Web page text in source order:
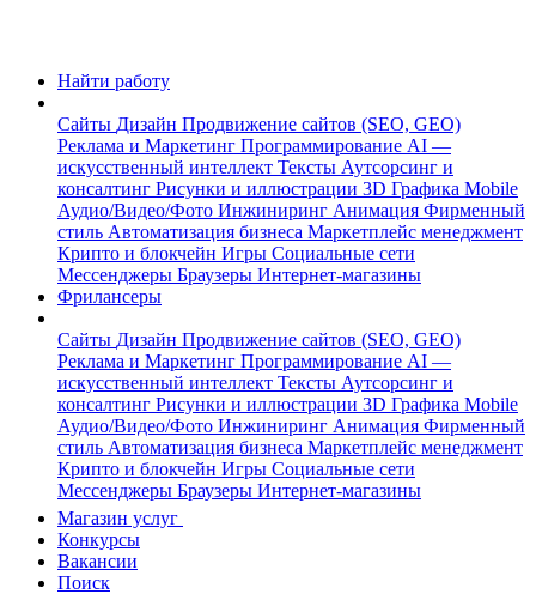
Найти работу
Сайты Дизайн Продвижение сайтов (SEO, GEO)
Реклама и Маркетинг Программирование AI —
искусственный интеллект Тексты Аутсорсинг и
консалтинг Рисунки и иллюстрации 3D Графика Mobile
Аудио/Видео/Фото Инжиниринг Анимация Фирменный
стиль Автоматизация бизнеса Маркетплейс менеджмент
Крипто и блокчейн Игры Социальные сети
Мессенджеры Браузеры Интернет-магазины
Фрилансеры
Сайты Дизайн Продвижение сайтов (SEO, GEO)
Реклама и Маркетинг Программирование AI —
искусственный интеллект Тексты Аутсорсинг и
консалтинг Рисунки и иллюстрации 3D Графика Mobile
Аудио/Видео/Фото Инжиниринг Анимация Фирменный
стиль Автоматизация бизнеса Маркетплейс менеджмент
Крипто и блокчейн Игры Социальные сети
Мессенджеры Браузеры Интернет-магазины
Магазин услуг
Конкурсы
Вакансии
Поиск